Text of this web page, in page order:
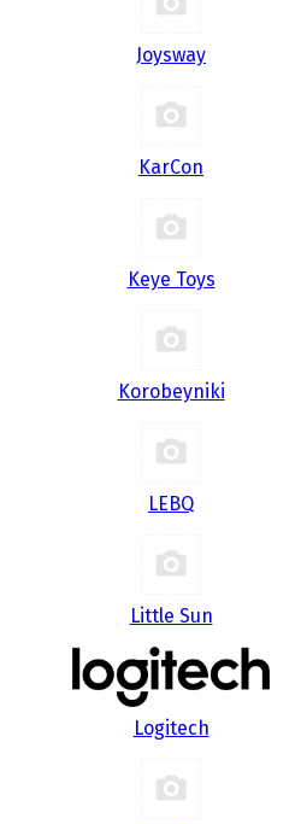
Joysway
KarCon
Keye Toys
Korobeyniki
LEBQ
Little Sun
Logitech